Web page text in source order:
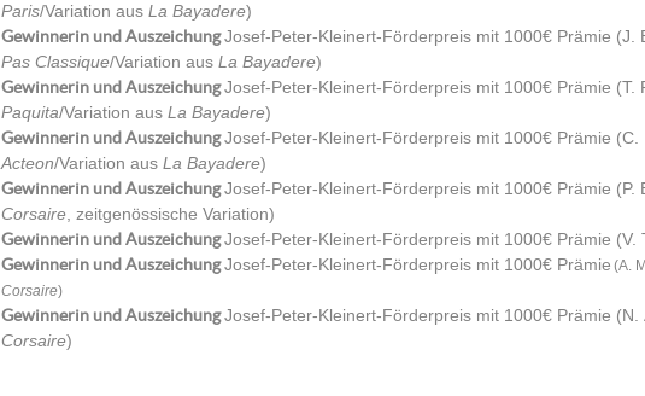
Paris/Variation aus La Bayadere)
Gewinnerin und AuszeichungJosef-Peter-Kleinert-Förderpreis mit 1000€ Prämie (J.
Pas Classique/Variation aus La Bayadere)
Gewinnerin und AuszeichungJosef-Peter-Kleinert-Förderpreis mit 1000€ Prämie (T.
Paquita/Variation aus La Bayadere)
Gewinnerin und AuszeichungJosef-Peter-Kleinert-Förderpreis mit 1000€ Prämie (C.
Acteon/Variation aus La Bayadere)
Gewinnerin und AuszeichungJosef-Peter-Kleinert-Förderpreis mit 1000€ Prämie (P.
Corsaire, zeitgenössische Variation)
Gewinnerin und AuszeichungJosef-Peter-Kleinert-Förderpreis mit 1000€ Prämie (V.
Gewinnerin und AuszeichungJosef-Peter-Kleinert-Förderpreis mit 1000€ Prämie (A.
Corsaire)
Gewinnerin und AuszeichungJosef-Peter-Kleinert-Förderpreis mit 1000€ Prämie (N.
Corsaire)